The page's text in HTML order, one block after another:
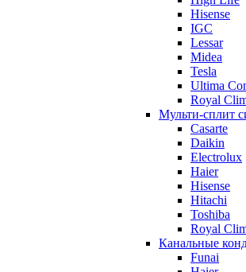
Hisense
IGC
Lessar
Midea
Tesla
Ultima
Royal
Мульти-сплит
Casarte
Daikin
Electrolux
Haier
Hisense
Hitachi
Toshiba
Royal
Канальные
Funai